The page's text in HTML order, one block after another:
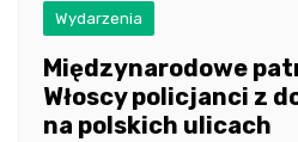
Wydarzenia
Międzynarodowe
Włoscy policjanci z
na polskich ulicach